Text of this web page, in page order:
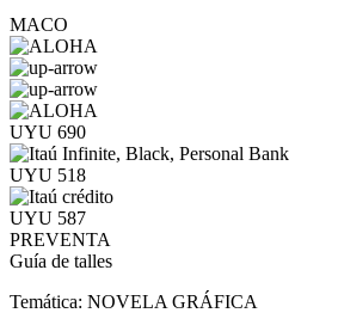
MACO
UYU 690
UYU 518
UYU 587
PREVENTA
Guía de talles
Temática: NOVELA GRÁFICA